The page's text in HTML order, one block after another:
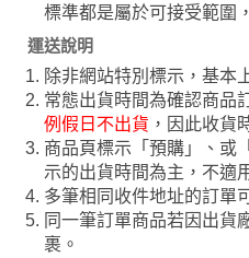
標準都是屬於可接受範圍
運送說明
除非網站特別標示，基本
常態出貨時間為確認商品
例假日不出貨 ，因此收貨
商品頁標示「預購」、或
示的出貨時間為主，不適
多筆相同收件地址的訂單
同一筆訂單商品若因出貨
裹。